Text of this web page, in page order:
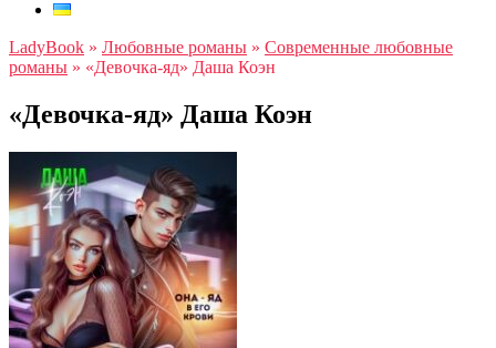
LadyBook » Любовные романы » Современные любовные
романы » «Девочка-яд» Даша Коэн
«Девочка-яд» Даша Коэн